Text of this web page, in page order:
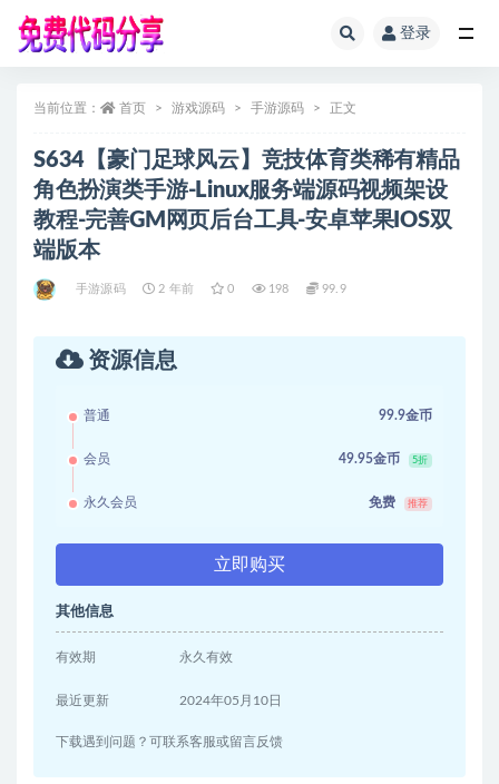
登录
当前位置： 首页 游戏源码 手游源码 正文
S634【豪门足球风云】竞技体育类稀有精品
角色扮演类手游-Linux服务端源码视频架设
教程-完善GM网页后台工具-安卓苹果IOS双
端版本
手游源码 2 年前 0 198 99.9
资源信息
普通 99.9金币
会员 49.95金币 5折
永久会员 免费 推荐
立即购买
其他信息
有效期 永久有效
最近更新 2024年05月10日
下载遇到问题？可联系客服或留言反馈